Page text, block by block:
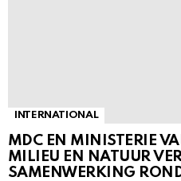
INTERNATIONAL
MDC EN MINISTERIE
MILIEU EN NATUUR
SAMENWERKING